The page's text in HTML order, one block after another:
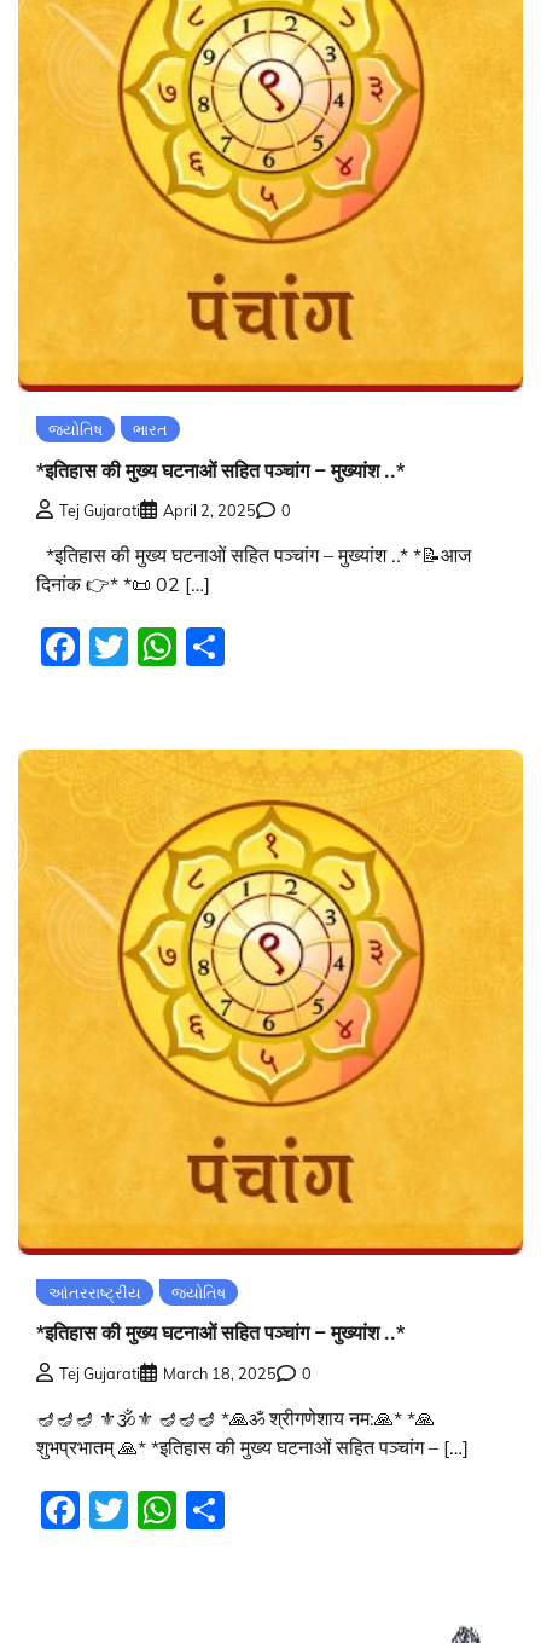
જ્યોતિષ ભારત
*इतिहास की मुख्य घटनाओं सहित पञ्चांग – मुख्यांश ..*
Tej Gujarati April 2, 2025 0
*इतिहास की मुख्य घटनाओं सहित पञ्चांग – मुख्यांश ..* *📝आज
दिनांक 👉* *📜 02 […]
Facebook
TwitterWhatsApp
આંતરરાષ્ટ્રીય જ્યોતિષ
*इतिहास की मुख्य घटनाओं सहित पञ्चांग – मुख्यांश ..*
Tej Gujarati March 18, 2025 0
🪔🪔🪔 ⚜🕉⚜ 🪔🪔🪔 *🙏ॐ श्रीगणेशाय नम:🙏* *🙏
शुभप्रभातम् 🙏* *इतिहास की मुख्य घटनाओं सहित पञ्चांग – […]
Facebook
TwitterWhatsApp